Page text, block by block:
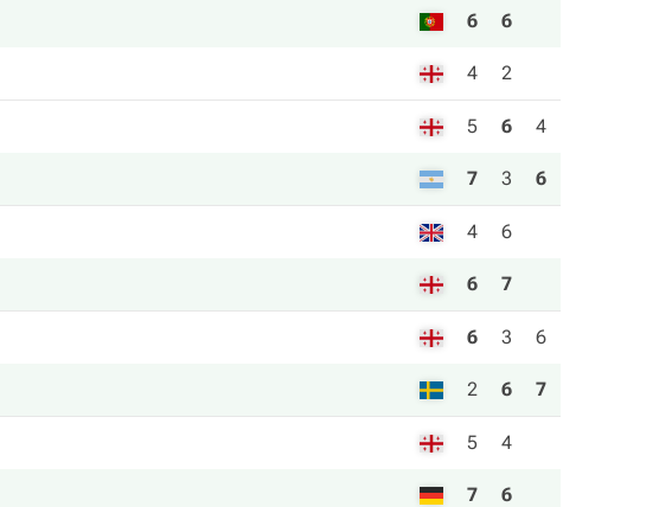
6 6
4 2
5 6 4
7 3 6
4 6
6 7
6 3 6
2 6 7
5 4
7 6